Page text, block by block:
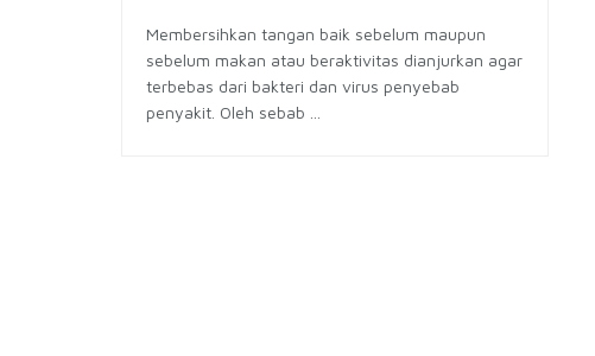
Membersihkan tangan baik sebelum maupun
sebelum makan atau beraktivitas dianjurkan agar
terbebas dari bakteri dan virus penyebab
penyakit. Oleh sebab ...